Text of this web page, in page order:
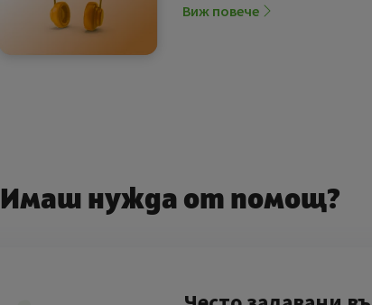
Виж повече
Имаш нужда от помощ?